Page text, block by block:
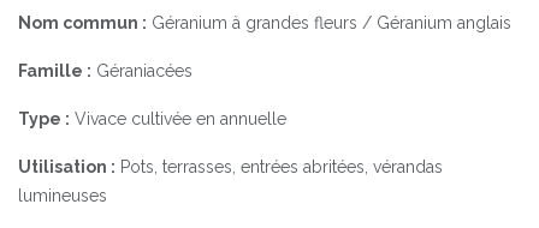
Nom commun : Géranium à grandes fleurs / Géranium anglais
Famille : Géraniacées
Type : Vivace cultivée en annuelle
Utilisation : Pots, terrasses, entrées abritées, vérandas
lumineuses